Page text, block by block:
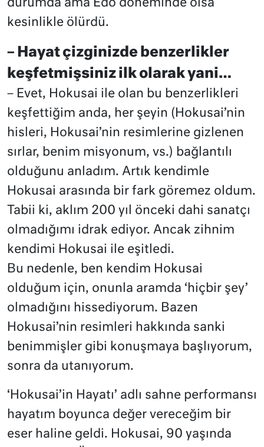
durumda ama Edo döneminde olsa
kesinlikle ölürdü.
– Hayat çizginizde benzerlikler
keşfetmişsiniz ilk olarak yani…
– Evet, Hokusai ile olan bu benzerlikleri
keşfettiğim anda, her şeyin (Hokusai’nin
hisleri, Hokusai’nin resimlerine gizlenen
sırlar, benim misyonum, vs.) bağlantılı
olduğunu anladım. Artık kendimle
Hokusai arasında bir fark göremez oldum.
Tabii ki, aklım 200 yıl önceki dahi sanatçı
olmadığımı idrak ediyor. Ancak zihnim
kendimi Hokusai ile eşitledi.
Bu nedenle, ben kendim Hokusai
olduğum için, onunla aramda ‘hiçbir şey’
olmadığını hissediyorum. Bazen
Hokusai’nin resimleri hakkında sanki
benimmişler gibi konuşmaya başlıyorum,
sonra da utanıyorum.
‘Hokusai’in Hayatı’ adlı sahne performansı
hayatım boyunca değer vereceğim bir
eser haline geldi. Hokusai, 90 yaşında